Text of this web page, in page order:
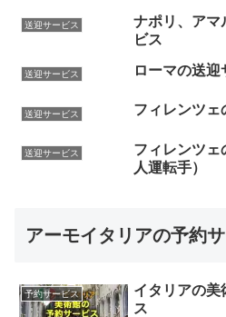
送迎サービス
ナポリ、アマ
ビス
送迎サービス ローマの送迎
送迎サービス フィレンツェ
送迎サービス
フィレンツェ
人運転手）
アーモイタリアの予約
予約サービス
イタリアの美
ス